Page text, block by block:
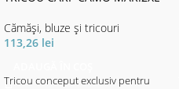
Cămăși, bluze și tricouri
113,26 lei
Tricou conceput exclusiv pentru